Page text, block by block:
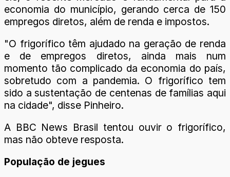
economia do município, gerando cerca de 150
empregos diretos, além de renda e impostos.
"O frigorífico têm ajudado na geração de renda
e de empregos diretos, ainda mais num
momento tão complicado da economia do país,
sobretudo com a pandemia. O frigorífico tem
sido a sustentação de centenas de famílias aqui
na cidade", disse Pinheiro.
A BBC News Brasil tentou ouvir o frigorífico,
mas não obteve resposta.
População de jegues